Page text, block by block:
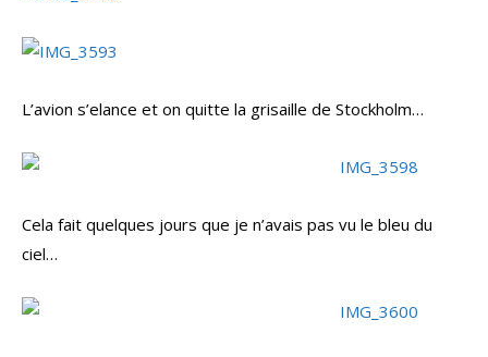
L’avion s’elance et on quitte la grisaille de Stockholm…
Cela fait quelques jours que je n’avais pas vu le bleu du
ciel…